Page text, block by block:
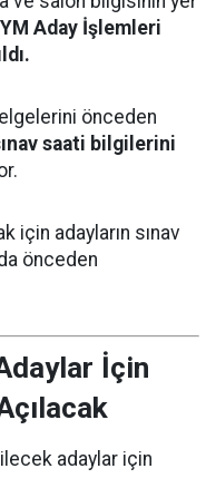
Aday İşlemleri
önceden
saati bilgilerini
için adayların sınav
önceden
İçin
adaylar için